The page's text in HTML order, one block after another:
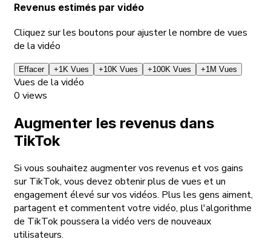
Revenus estimés par vidéo
Cliquez sur les boutons pour ajuster le nombre de vues
de la vidéo
Effacer +1K Vues +10K Vues +100K Vues +1M Vues
Vues de la vidéo
0 views
Augmenter les revenus dans
TikTok
Si vous souhaitez augmenter vos revenus et vos gains
sur TikTok, vous devez obtenir plus de vues et un
engagement élevé sur vos vidéos. Plus les gens aiment,
partagent et commentent votre vidéo, plus l'algorithme
de TikTok poussera la vidéo vers de nouveaux
utilisateurs.